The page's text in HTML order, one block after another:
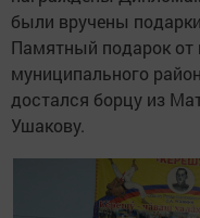
были вручены
Памятный подарок
муниципального
достался борцу из
Ушакову.